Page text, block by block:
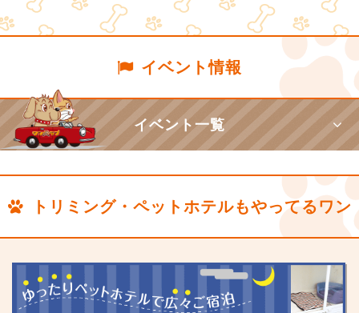
イベント情報
イベント一覧
トリミング・ペットホテルもやってるワン